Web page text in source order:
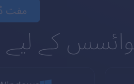
مفت
کے لیے